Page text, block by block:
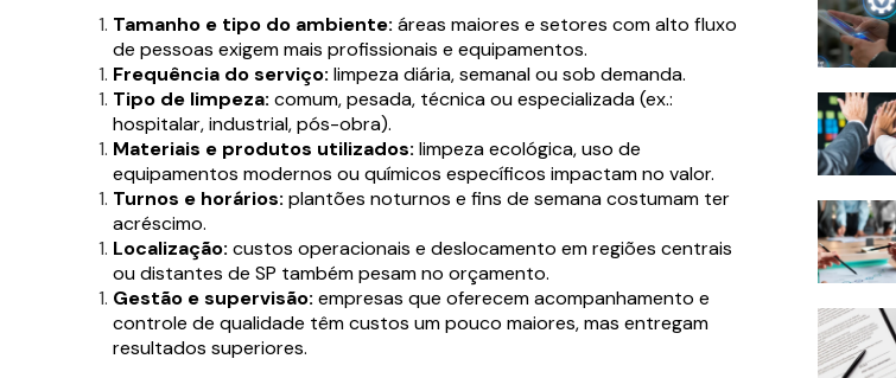
Tamanho e tipo do ambiente: áreas maiores e setores com alto fluxo
de pessoas exigem mais profissionais e equipamentos.
Frequência do serviço: limpeza diária, semanal ou sob demanda.
Tipo de limpeza: comum, pesada, técnica ou especializada (ex.:
hospitalar, industrial, pós-obra).
Materiais e produtos utilizados: limpeza ecológica, uso de
equipamentos modernos ou químicos específicos impactam no valor.
Turnos e horários: plantões noturnos e fins de semana costumam ter
acréscimo.
Localização: custos operacionais e deslocamento em regiões centrais
ou distantes de SP também pesam no orçamento.
Gestão e supervisão: empresas que oferecem acompanhamento e
controle de qualidade têm custos um pouco maiores, mas entregam
resultados superiores.